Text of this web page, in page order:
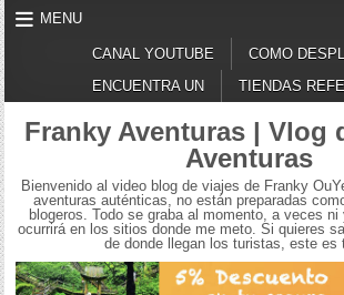
Skip
to
content
MENU
CANAL YOUTUBE
COMO
ENCUENTRA UN
TIENDAS
Franky Aventuras | Vlog
Aventuras
Bienvenido al video blog de viajes de Franky
aventuras auténticas, no están preparadas
blogeros. Todo se graba al momento, a veces
ocurrirá en los sitios donde me meto. Si quieres
de donde llegan los turistas, este es